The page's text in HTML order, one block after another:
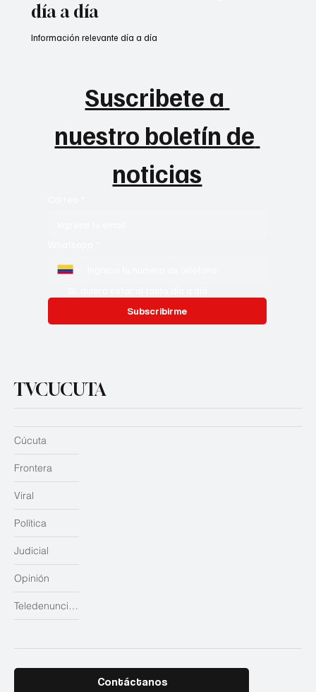
día a día
Suscribete a
nuestro boletín de
noticias
Subscribirme
Información relevante día a día
TVCUCUTA
Judicial
Opinión
Teledenuncias
Cúcuta
Frontera
Viral
Política
Contáctanos